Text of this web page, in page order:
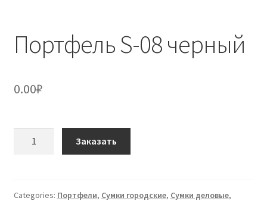
Портфель S-08 черный
0.00₽
quantity
Заказать
Categories: Портфели, Сумки городские, Сумки деловые,